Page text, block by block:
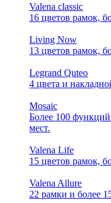
Valena classic
16 цветов рамок,
Living Now
13 цветов рамок,
Legrand Quteo
4 цвета и
Mosaic
Более 100
мест.
Valena Life
15 цветов рамок,
Valena Allure
22 рамки и более